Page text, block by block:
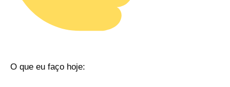
O que eu faço hoje: